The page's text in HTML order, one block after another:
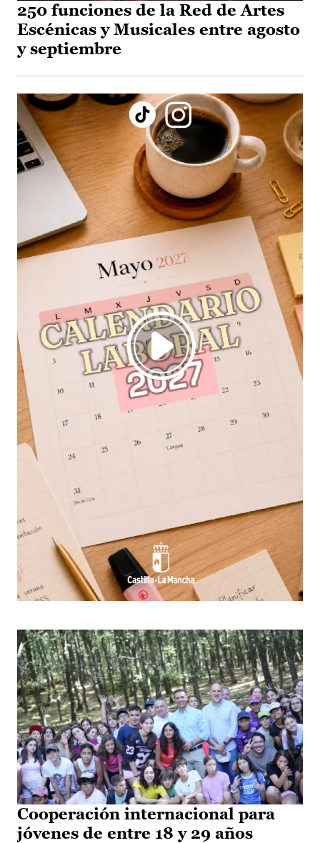
250 funciones de la Red de Artes
Escénicas y Musicales entre agosto
y septiembre
Cooperación internacional para
jóvenes de entre 18 y 29 años